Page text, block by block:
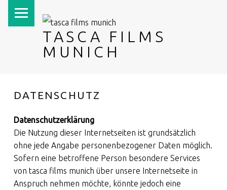
TASCA FILMS
MUNICH
DATENSCHUTZ
Datenschutzerklärung
Die Nutzung dieser Internetseiten ist grundsätzlich
ohne jede Angabe personenbezogener Daten möglich.
Sofern eine betroffene Person besondere Services
von tasca films munich über unsere Internetseite in
Anspruch nehmen möchte, könnte jedoch eine